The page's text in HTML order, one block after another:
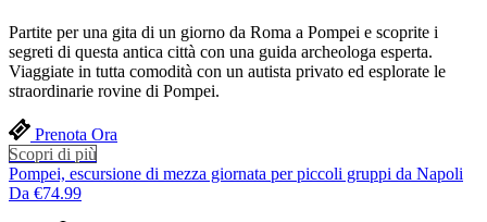
Partite per una gita di un giorno da Roma a Pompei e scoprite i
segreti di questa antica città con una guida archeologa esperta.
Viaggiate in tutta comodità con un autista privato ed esplorate le
straordinarie rovine di Pompei.
Prenota Ora
Scopri di più
Pompei, escursione di mezza giornata per piccoli gruppi da Napoli
Da €74.99